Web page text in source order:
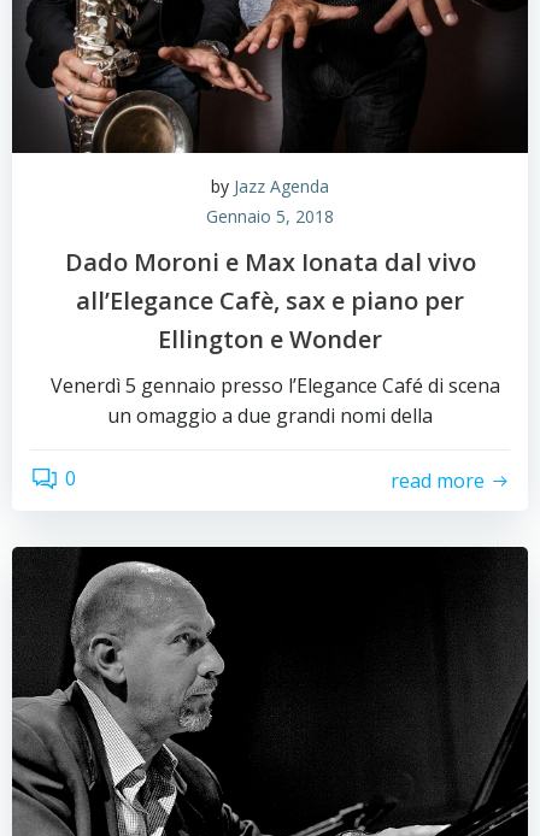
by Jazz Agenda
Gennaio 5, 2018
Dado Moroni e Max Ionata dal vivo
all’Elegance Cafè, sax e piano per
Ellington e Wonder
Venerdì 5 gennaio presso l’Elegance Café di scena
un omaggio a due grandi nomi della
0 read more